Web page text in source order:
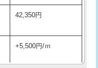
11,000円
33,000円
42,350円
+5,500円/ｍ